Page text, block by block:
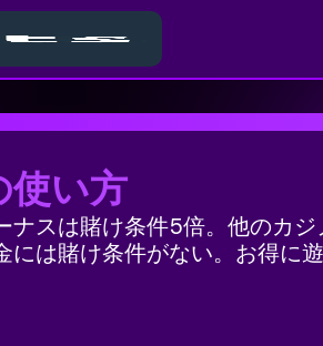
使い方
ナスは賭け条件5倍。他のカ
には賭け条件がない。お得に